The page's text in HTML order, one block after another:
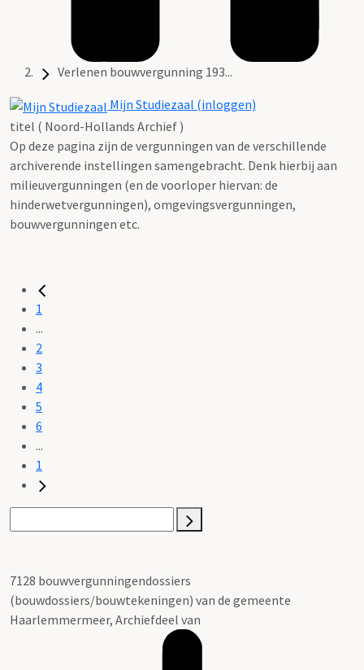
Verlenen bouwvergunning 193...
Mijn Studiezaal (inloggen)
titel ( Noord-Hollands Archief )
Op deze pagina zijn de vergunningen van de verschillende
archiverende instellingen samengebracht. Denk hierbij aan
milieuvergunningen (en de voorloper hiervan: de
hinderwetvergunningen), omgevingsvergunningen,
bouwvergunningen etc.
1
...
2
3
4
5
6
...
1
7128 bouwvergunningendossiers
(bouwdossiers/bouwtekeningen) van de gemeente
Haarlemmermeer, Archiefdeel van